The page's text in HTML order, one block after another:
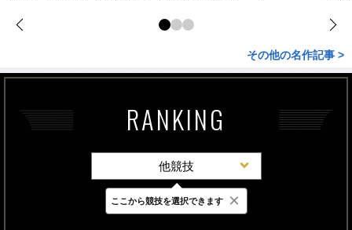
その他の名作記事 >
RANKING
他競技
最新 24時間 週間
ここから競技を選択できます ×